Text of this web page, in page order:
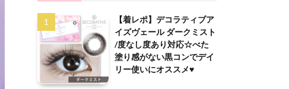
【着レポ】デコラティブア
イズヴェール ダークミスト
/度なし度あり対応☆べた
塗り感がない黒コンでデイ
リー使いにオススメ♥